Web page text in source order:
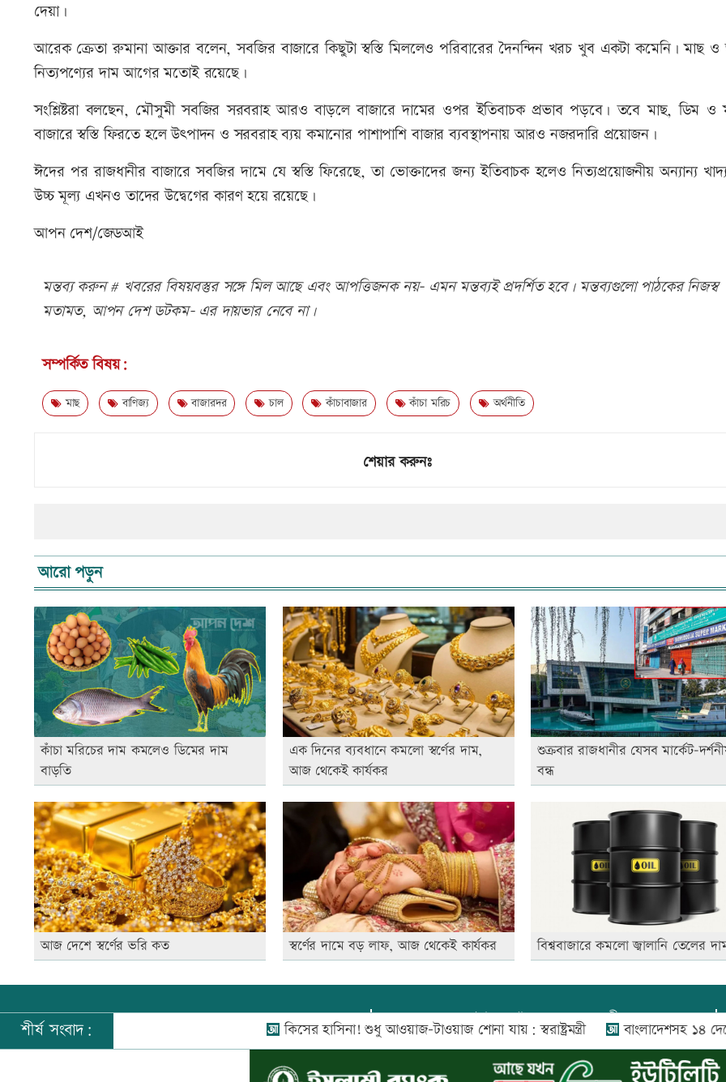
দেয়া।
আরেক ক্রেতা রুমানা আক্তার বলেন, সবজির বাজারে কিছুটা স্বস্তি মিললেও পরিবারের দৈনন্দিন খরচ খুব একটা কমেনি। মাছ ও
নিত্যপণ্যের দাম আগের মতোই রয়েছে।
সংশ্লিষ্টরা বলছেন, মৌসুমী সবজির সরবরাহ আরও বাড়লে বাজারে দামের ওপর ইতিবাচক প্রভাব পড়বে। তবে মাছ, ডিম ও
বাজারে স্বস্তি ফিরতে হলে উৎপাদন ও সরবরাহ ব্যয় কমানোর পাশাপাশি বাজার ব্যবস্থাপনায় আরও নজরদারি প্রয়োজন।
ঈদের পর রাজধানীর বাজারে সবজির দামে যে স্বস্তি ফিরেছে, তা ভোক্তাদের জন্য ইতিবাচক হলেও নিত্যপ্রয়োজনীয় অন্যান্য
উচ্চ মূল্য এখনও তাদের উদ্বেগের কারণ হয়ে রয়েছে।
আপন দেশ/জেডআই
মন্তব্য করুন # খবরের বিষয়বস্তুর সঙ্গে মিল আছে এবং আপত্তিজনক নয়- এমন মন্তব্যই প্রদর্শিত হবে। মন্তব্যগুলো পাঠকের নিজস্ব
মতামত, আপন দেশ ডটকম- এর দায়ভার নেবে না।
সম্পর্কিত বিষয়:
মাছ বাণিজ্য বাজারদর চাল কাঁচাবাজার কাঁচা মরিচ অর্থনীতি
শেয়ার করুনঃ
আরো পড়ুন
কাঁচা মরিচের দাম কমলেও ডিমের দাম
বাড়তি
এক দিনের ব্যবধানে কমলো স্বর্ণের দাম,
আজ থেকেই কার্যকর
শুক্রবার রাজধানীর যেসব মার্কেট-
বন্ধ
আজ দেশে স্বর্ণের ভরি কত স্বর্ণের দামে বড় লাফ, আজ থেকেই কার্যকর বিশ্ববাজারে কমলো জ্বালানি তেলের
প্রধান সম্পাদক:আফজাল বারী
প্রোমিতা আফরিন কর্তৃক সম্পাদিত ও প্রকাশিত
সি-৫০১, ৬ষ্ঠতলা, আল রাজী কমপ্লেক্স, ১৬৬-১৬৭
শীর্ষ সংবাদ: কিসের হাসিনা! শুধু আওয়াজ-টাওয়াজ শোনা যায়: স্বরাষ্ট্রমন্ত্রী বাংলাদেশসহ ১৪ দেশের